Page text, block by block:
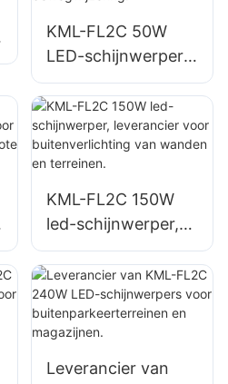
KML-FL2C 50W
LED-schijnwerper,
leverancier voor
buitenreclamebord
en en grote
bewegwijzering.
KML-FL2C 150W
led-schijnwerper,
leverancier voor
buitenverlichting
van wanden en
terreinen.
Leverancier van